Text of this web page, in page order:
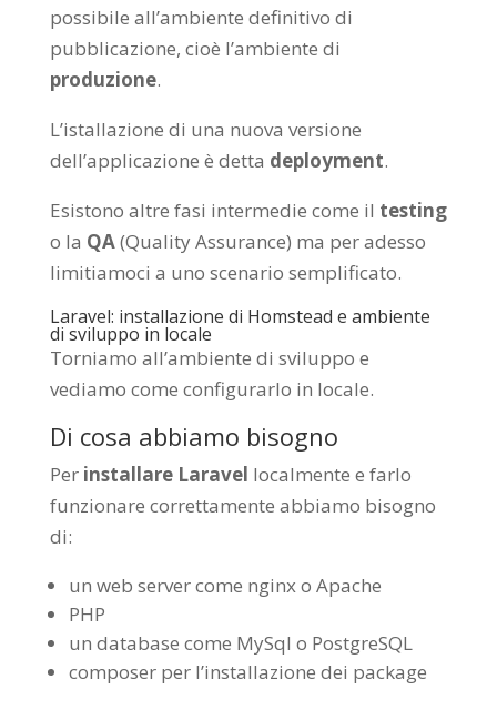
possibile all’ambiente definitivo di
pubblicazione, cioè l’ambiente di
produzione.
L’istallazione di una nuova versione
dell’applicazione è detta deployment.
Esistono altre fasi intermedie come il testing
o la QA(Quality Assurance) ma per adesso
limitiamoci a uno scenario semplificato.
Laravel: installazione di Homstead e ambiente
di sviluppo in locale
Torniamo all’ambiente di sviluppo e
vediamo come configurarlo in locale.
Di cosa abbiamo bisogno
Per installare Laravel localmente e farlo
funzionare correttamente abbiamo bisogno
di:
un web server come nginx o Apache
PHP
un database come MySql o PostgreSQL
composer per l’installazione dei package